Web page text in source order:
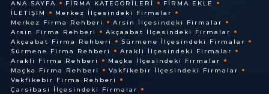
ANA SAYFA FIRMA KATEGORILERI
FIRMA EKLE
İLETIŞIM
Merkez İlçesindeki Firmalar
Merkez Firma Rehberi
Arsin İlçesindeki Firmalar
Arsin Firma Rehberi
Akçaabat İlçesindeki Firmalar
Akçaabat Firma Rehberi
Sürmene İlçesindeki Firmalar
Sürmene Firma Rehberi
Arakli İlçesindeki Firmalar
Arakli Firma Rehberi
Maçka İlçesindeki Firmalar
Maçka Firma Rehberi
Vakfikebir İlçesindeki Firmalar
Vakfikebir Firma Rehberi
Çarsibasi İlçesindeki Firmalar